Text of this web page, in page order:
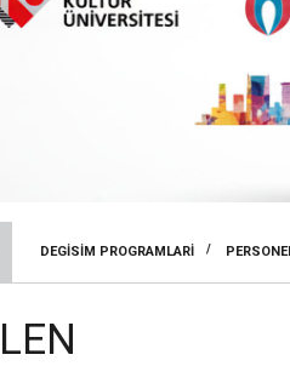
Ödülleri
DEGISIM PROGRAMLARI
/